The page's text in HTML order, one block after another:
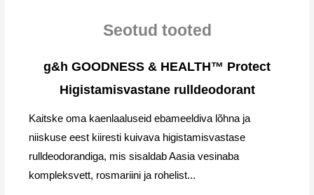
Seotud tooted
g&h GOODNESS & HEALTH™ Protect
Higistamisvastane rulldeodorant
Kaitske oma kaenlaaluseid ebameeldiva lõhna ja
niiskuse eest kiiresti kuivava higistamisvastase
rulldeodorandiga, mis sisaldab Aasia vesinaba
kompleksvett, rosmariini ja rohelist...